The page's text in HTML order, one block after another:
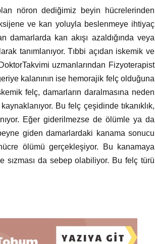
nöron dediğimiz beyin hücrelerinden
ve kan yoluyla beslenmeye ihtiyaç
kan akışı azaldığında veya
tanımlanıyor. Tıbbi açıdan iskemik ve
uzmanlarından Fizyoterapist
kalanının ise hemorajik felç olduğuna
felç, damarların daralmasına neden
Bu felç çeşidinde tıkanıklık,
Eğer giderilmezse de ölümle ya da
giden damarlardaki kanama sonucu
ölümü gerçekleşiyor. Bu kanamaya
sızması da sebep olabiliyor. Bu felç türü